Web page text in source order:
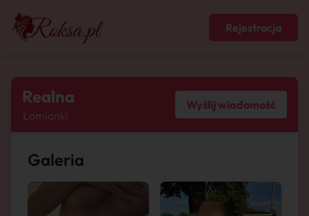
Rejestracja
Realna
Łomianki
Wyślij wiadomość
Galeria